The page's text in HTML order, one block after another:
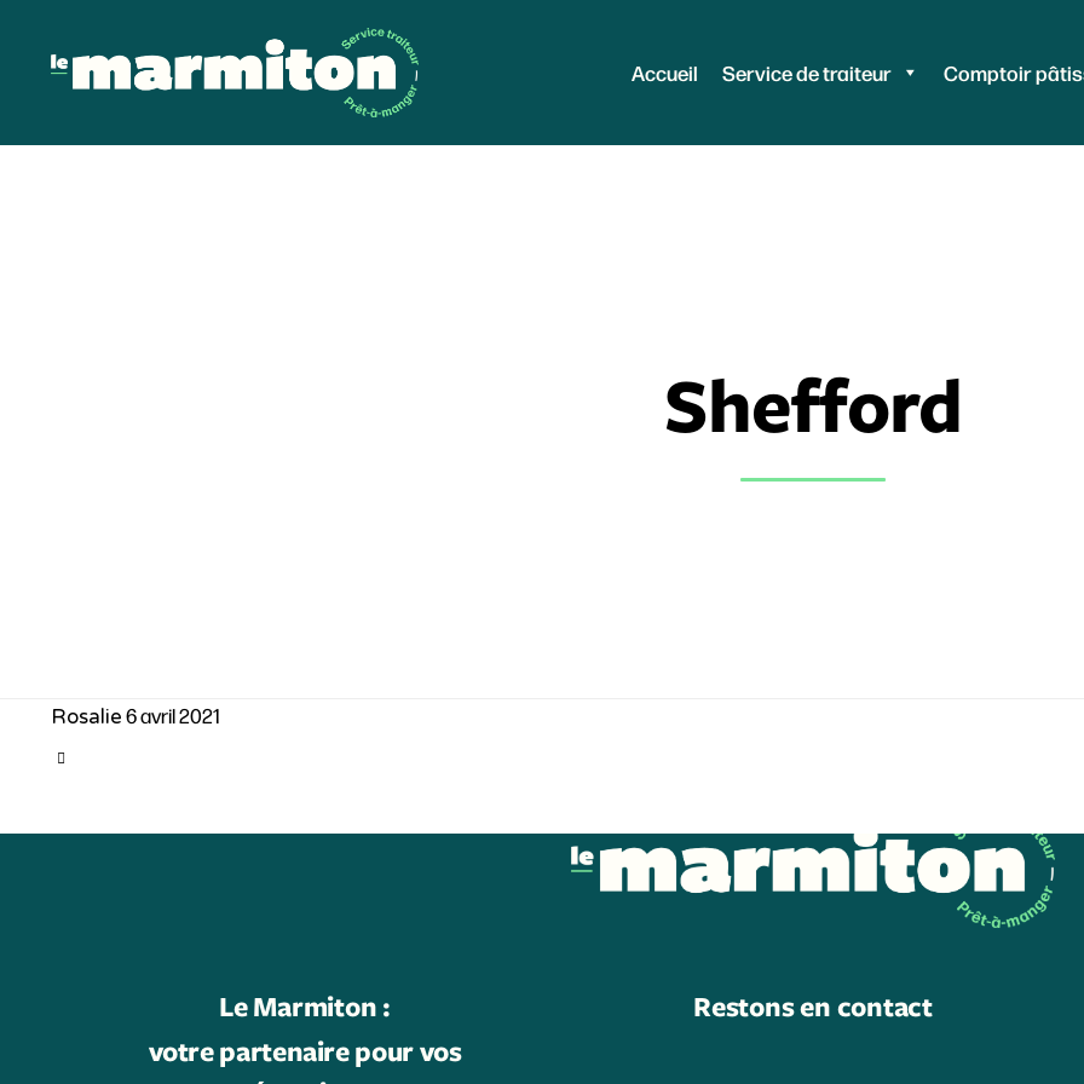
Accueil Service de traiteur Comptoir
Shefford
Rosalie6 avril 2021

Le Marmiton :
votre partenaire pour vos
Restons en contact